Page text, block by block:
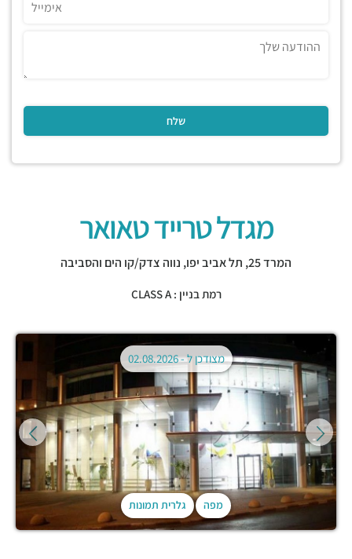
מגדל טרייד טאואר
המרד 25, תל אביב יפו, נווה צדק/קו הים והסביבה
רמת בניין : CLASS A
מפה גלרית תמונות
מצודכן ל -02.08.2026